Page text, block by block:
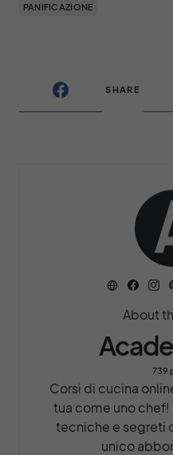
PANIFICAZIONE
SHARE
About
739
Corsi di cucina
tua come uno chef!
tecniche e segreti
unico